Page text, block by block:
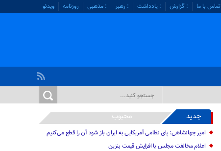
تماس با ما : گزارش : یادداشت : رهبر : مذهبی روزنامه ویدئو
جدید محبوب
امیر جهانشاهی: پای نظامی آمریکایی به ایران باز شود آن را قطع می‌کنیم
اعلام مخالفت مجلس با افزایش قیمت بنزین